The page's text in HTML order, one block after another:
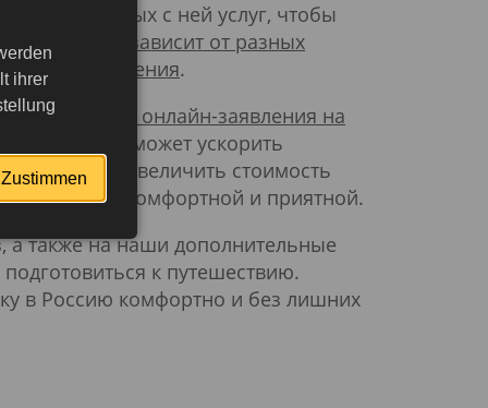
и связанных с ней услуг, чтобы
в Россию зависит от разных
оформления.
заполнение онлайн-заявления на
, которое поможет ускорить
может увеличить стоимость
более комфортной и приятной.
а также на наши дополнительные
к путешествию.
в Россию комфортно и без лишних
ihrer
Zustimmen